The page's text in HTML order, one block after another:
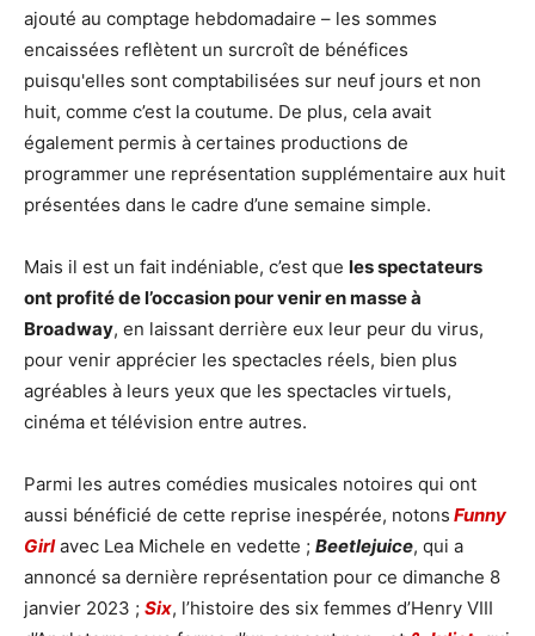
ajouté au comptage hebdomadaire – les sommes
encaissées reflètent un surcroît de bénéfices
puisqu'elles sont comptabilisées sur neuf jours et non
huit, comme c’est la coutume. De plus, cela avait
également permis à certaines productions de
programmer une représentation supplémentaire aux huit
présentées dans le cadre d’une semaine simple.
Mais il est un fait indéniable, c’est que les spectateurs
ont profité de l’occasion pour venir en masse à
Broadway, en laissant derrière eux leur peur du virus,
pour venir apprécier les spectacles réels, bien plus
agréables à leurs yeux que les spectacles virtuels,
cinéma et télévision entre autres.
Parmi les autres comédies musicales notoires qui ont
aussi bénéficié de cette reprise inespérée, notons Funny
Girlavec Lea Michele en vedette ; Beetlejuice, qui a
annoncé sa dernière représentation pour ce dimanche 8
janvier 2023 ; Six, l’histoire des six femmes d’Henry VIII